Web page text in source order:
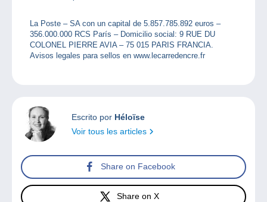
La Poste – SA con un capital de 5.857.785.892 euros –
356.000.000 RCS París – Domicilio social: 9 RUE DU
COLONEL PIERRE AVIA – 75 015 PARIS FRANCIA.
Avisos legales para sellos en www.lecarredencre.fr
Escrito por Héloïse
Voir tous les articles
Share on Facebook
Share on X